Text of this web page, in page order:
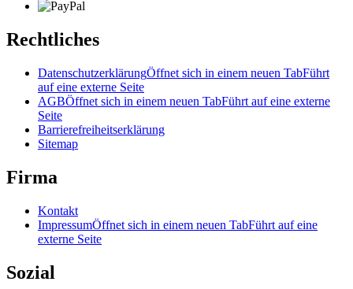
Rechtliches
DatenschutzerklärungÖffnet sich in einem neuen TabFührt
auf eine externe Seite
AGBÖffnet sich in einem neuen TabFührt auf eine externe
Seite
Barrierefreiheitserklärung
Sitemap
Firma
Kontakt
ImpressumÖffnet sich in einem neuen TabFührt auf eine
externe Seite
Sozial